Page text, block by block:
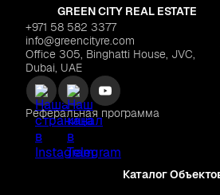
GREEN CITY REAL ESTATE
+971 58 582 3377
info@greencityre.com
Office 305, Binghatti House, JVC,
Dubai, UAE
Реферальная программа
Каталог